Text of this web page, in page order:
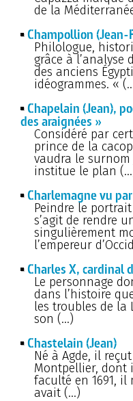
de la
Champollion (Jean-
Philologue,
grâce à l’analyse
des anciens
idéogrammes. «
Chapelain (Jean),
des araignées »
Considéré par
prince de la
vaudra le surnom
institue le plan
Charlemagne vu
Peindre le
s’agit de rendre
singulièrement
l’empereur
Charles X, cardinal
Le personnage
dans l’histoire
les troubles de la
son (…)
Chastelain (Jean)
Né à Agde, il
Montpellier, dont
faculté en 1691, il
avait (…)